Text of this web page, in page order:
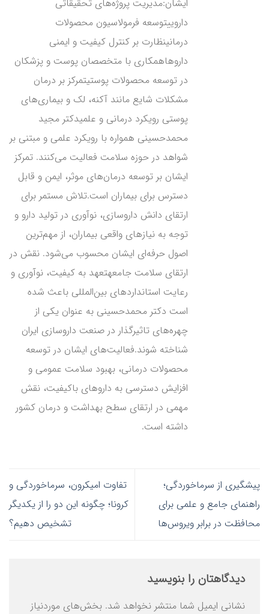
ایشان:مدیریت پروژه‌های تحقیقاتی
داروییتوسعه فرمولاسیون محصولات
درمانینظارت بر کنترل کیفیت و ایمنی
داروهاهمکاری با متخصصان پوست و پزشکان
در توسعه محصولات پوستیتمرکز بر درمان
مشکلات شایع مانند آکنه، لک و بیماری‌های
پوستی رویکرد درمانی و علمیدکتر مجید
محمدحسینی همواره با رویکرد علمی و مبتنی بر
شواهد در حوزه سلامت فعالیت می‌کنند. تمرکز
ایشان بر توسعه درمان‌های موثر، ایمن و قابل
دسترس برای بیماران است.تلاش مستمر برای
ارتقای دانش داروسازی، نوآوری در تولید دارو و
توجه به نیازهای واقعی بیماران، از مهم‌ترین
اصول حرفه‌ای ایشان محسوب می‌شود. نقش در
ارتقای سلامت جامعهتعهد به کیفیت، نوآوری و
رعایت استانداردهای بین‌المللی باعث شده
است دکتر محمدحسینی به عنوان یکی از
چهره‌های تاثیرگذار در صنعت داروسازی ایران
شناخته شوند.فعالیت‌های ایشان در توسعه
محصولات درمانی، بهبود سلامت عمومی و
افزایش دسترسی به داروهای باکیفیت، نقش
مهمی در ارتقای سطح بهداشت و درمان کشور
داشته است.
پیشگیری از سرماخوردگی؛
راهنمای جامع و علمی برای
محافظت در برابر ویروس‌ها
تفاوت امیکرون، سرماخوردگی و
کرونا؛ چگونه این دو را از یکدیگر
تشخیص دهیم؟
دیدگاهتان را بنویسید
نشانی ایمیل شما منتشر نخواهد شد. بخش‌های موردنیاز